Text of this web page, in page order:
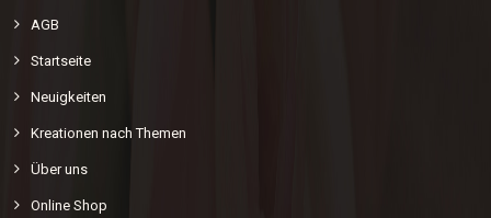
AGB
Startseite
Neuigkeiten
Kreationen nach Themen
Über uns
Online Shop